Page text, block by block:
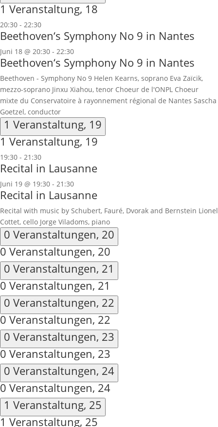
1 Veranstaltung, 18
20:30 - 22:30
Beethoven‘s Symphony No 9 in Nantes
Juni 18 @ 20:30 - 22:30
Beethoven‘s Symphony No 9 in Nantes
Beethoven - Symphony No 9 Helen Kearns, soprano Eva Zaïcik,
mezzo-soprano Jinxu Xiahou, tenor Choeur de l'ONPL Choeur
mixte du Conservatoire à rayonnement régional de Nantes Sascha
Goetzel, conductor
1 Veranstaltung, 19
1 Veranstaltung, 19
19:30 - 21:30
Recital in Lausanne
Juni 19 @ 19:30 - 21:30
Recital in Lausanne
Recital with music by Schubert, Fauré, Dvorak and Bernstein Lionel
Cottet, cello Jorge Viladoms, piano
0 Veranstaltungen, 20
0 Veranstaltungen, 20
0 Veranstaltungen, 21
0 Veranstaltungen, 21
0 Veranstaltungen, 22
0 Veranstaltungen, 22
0 Veranstaltungen, 23
0 Veranstaltungen, 23
0 Veranstaltungen, 24
0 Veranstaltungen, 24
1 Veranstaltung, 25
1 Veranstaltung, 25